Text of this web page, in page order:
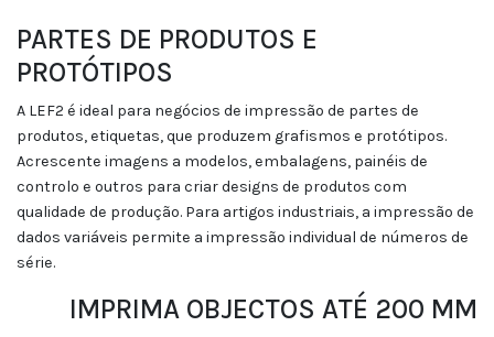
PARTES DE PRODUTOS E
PROTÓTIPOS
A LEF2 é ideal para negócios de impressão de partes de
produtos, etiquetas, que produzem grafismos e protótipos.
Acrescente imagens a modelos, embalagens, painéis de
controlo e outros para criar designs de produtos com
qualidade de produção. Para artigos industriais, a impressão de
dados variáveis permite a impressão individual de números de
série.
IMPRIMA OBJECTOS ATÉ 200 MM